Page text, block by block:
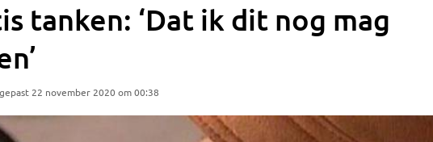
tanken: ‘Dat ik dit nog mag
22 november 2020 om 00:38